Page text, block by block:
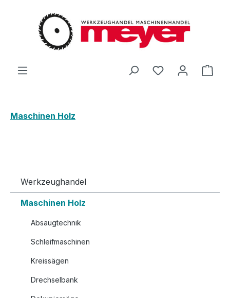
Zum Hauptinhalt springen
Du hast 0
Maschinen Holz
Werkzeughandel
Maschinen Holz
Absaugtechnik
Schleifmaschinen
Kreissägen
Drechselbank